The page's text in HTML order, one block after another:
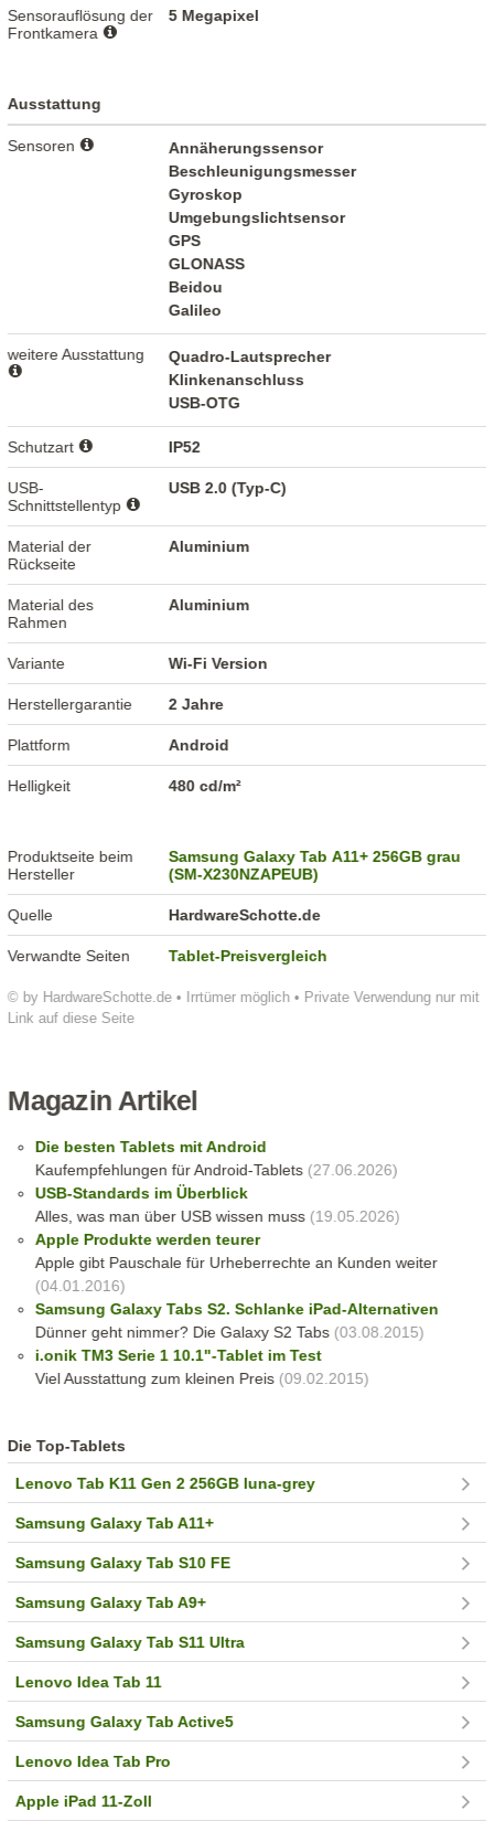
© by HardwareSchotte.de • Irrtümer möglich • Private Verwendung nur mit
Link auf diese Seite
Sensorauflösung der
Frontkamera
5 Megapixel
Ausstattung
Sensoren
Annäherungssensor
Beschleunigungsmesser
Gyroskop
Umgebungslichtsensor
GPS
GLONASS
Beidou
Galileo
weitere Ausstattung
Quadro-Lautsprecher
Klinkenanschluss
USB-OTG
Schutzart IP52
USB-
Schnittstellentyp
USB 2.0 (Typ-C)
Material der
Rückseite
Aluminium
Material des
Rahmen
Aluminium
Variante Wi-Fi Version
Herstellergarantie 2 Jahre
Plattform Android
Helligkeit 480 cd/m²
Produktseite beim
Hersteller
Samsung Galaxy Tab A11+ 256GB grau
(SM-X230NZAPEUB)
Quelle HardwareSchotte.de
Verwandte Seiten Tablet-Preisvergleich
Magazin Artikel
Die besten Tablets mit Android
Kaufempfehlungen für Android-Tablets(27.06.2026)
USB-Standards im Überblick
Alles, was man über USB wissen muss(19.05.2026)
Apple Produkte werden teurer
Apple gibt Pauschale für Urheberrechte an Kunden weiter
(04.01.2016)
Samsung Galaxy Tabs S2. Schlanke iPad-Alternativen
Dünner geht nimmer? Die Galaxy S2 Tabs(03.08.2015)
i.onik TM3 Serie 1 10.1"-Tablet im Test
Viel Ausstattung zum kleinen Preis(09.02.2015)
Die Top-Tablets
Lenovo Tab K11 Gen 2 256GB luna-grey
Samsung Galaxy Tab A11+
Samsung Galaxy Tab S10 FE
Samsung Galaxy Tab A9+
Samsung Galaxy Tab S11 Ultra
Lenovo Idea Tab 11
Samsung Galaxy Tab Active5
Lenovo Idea Tab Pro
Apple iPad 11-Zoll